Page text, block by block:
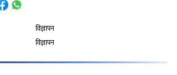
विज्ञापन
विज्ञापन